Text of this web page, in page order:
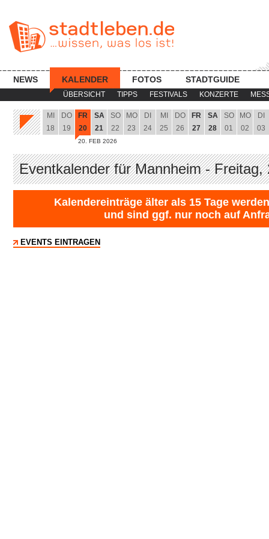
ÜBERSICHT TIPPS FESTIVALS KONZERTE
NEWS KALENDER FOTOS STADTGUIDE
MI
18
DO
19
FR
20
20. FEB 2026
SA
21
SO
22
MO
23
DI
24
MI
25
DO
26
FR
27
SA
28
SO
01
MO
02
DI
03
Eventkalender für Mannheim - Freitag,
Kalendereinträge älter als 15 Tage
und sind ggf. nur noch auf
EVENTS EINTRAGEN